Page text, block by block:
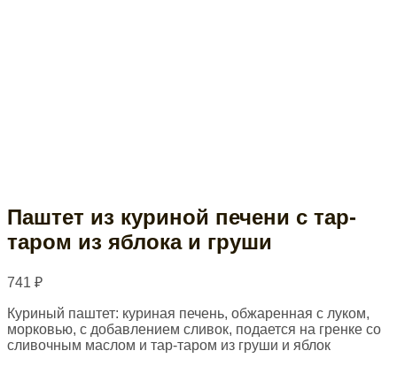
Паштет из куриной печени с тар-
таром из яблока и груши
741 ₽
Куриный паштет: куриная печень, обжаренная с луком,
морковью, с добавлением сливок, подается на гренке со
сливочным маслом и тар-таром из груши и яблок